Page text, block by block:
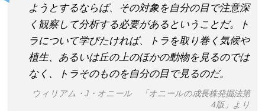
ようとするならば、その対象を自分の目で注意深
く観察して分析する必要があるということだ。ト
ラについて学びたければ、トラを取り巻く気候や
植生、あるいは丘の上のほかの動物を見るのでは
なく、トラそのものを自分の目で見るのだ。
ウィリアム・J・オニール 「オニールの成長株発掘法第
4版」より